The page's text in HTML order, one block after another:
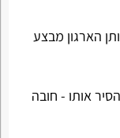
הארגון מבצע
אותו - חובה